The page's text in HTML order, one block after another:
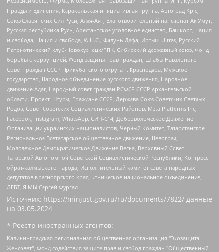
Правды и Единения, Каракольская инициативная группа, Автоград Крю,
Союз Славянских Сил Руси, Алля-Аят, Благотворительный пансионат Ак Умут,
Русская республика Русь, Арестантское уголовное единство, Башкорт, Нация
и свобода, Нация и свобода, W.H.С., Фалунь Дафа, Иртыш Ultras, Русский
Патриотический клуб-Новокузнецк/РПК, Сибирский державный союз, Фонд
борьбы с коррупцией, Фонд защиты прав граждан, Штабы Навального,
Совет граждан СССР Прикубанского округа г. Краснодара, Мужское
государство, Народное объединение русского движения, Народное
движение Адат, Народный совет граждан РСФСР СССР Архангельской
области, Проект Штурм, Граждане СССР, Держава Союз Советских Светлых
Родов, Совет Советских Социалистических Районов, Meta Platforms Inc,
Facebook, Instagram, WhatsApp, СИЧ-С14, Добровольческое Движение
Организации украинских националистов, Черный Комитет, Татарстанское
Региональное Всетатарское общественное движение, Невоград,
Молодежное Демократическое Движение Весна, Верховный Совет
Татарской Автономной Советской Социалистической Республики, Конгресс
ойрат-калмыцкого народа, Исполнительный комитет совета народных
депутатов Красноярского края, Этническое национальное объединение,
ЛГБТ, Я.МЫ Сергей Фургал
Источник: https://minjust.gov.ru/ru/documents/7822/ данные
на 03.05.2024
* Реестр иностранных агентов:
Калининградская региональная общественная организация "Экозащита!-Женсовет", Фонд содействия защите прав и свобод граждан "Общественный вердикт", Фонд "Институт Развития Свободы Информации", Частное учреждение "Информационное агентство МЕМО. РУ", Региональная общественная организация "Общественная комиссия по сохранению наследия академика Сахарова", Фонд поддержки свободы прессы, Санкт-Петербургская общественная правозащитная организация "Гражданский контроль", Межрегиональная общественная организация "Информационно-просветительский центр "Мемориал", Региональный Фонд "Центр Защиты Прав Средств Массовой Информации", с 05.12.2023 Фонд "Центр Защиты Прав Средств массовой информации", Региональная общественная благотворительная организация помощи беженцам и мигрантам "Гражданское содействие", Негосударственное образовательное учреждение дополнительного профессионального образования (повышение квалификации) специалистов "АКАДЕМИЯ ПО ПРАВАМ ЧЕЛОВЕКА", Свердловская региональная общественная организация "Сутяжник", Автономная некоммерческая организация "Центр независимых социологических исследований", Союз общественных объединений "Российский исследовательский центр по правам человека", Региональное общественное учреждение научно-информационный центр "МЕМОРИАЛ", Некоммерческая организация "Фонд защиты гласности", Автономная некоммерческая организация "Институт прав человека", Городская общественная организация "Екатеринбургское общество "МЕМОРИАЛ", Городская общественная организация "Рязанское историко-просветительское и правозащитное общество "Мемориал" (Рязанский Мемориал), Челябинский региональный орган общественной самодеятельности – женское общественное объединение "Женщины Евразии", Челябинский региональный орган общественной самодеятельности "Уральская правозащитная группа", Фонд содействия защите здоровья и социальной справедливости имени Андрея Рылькова, Автономная Некоммерческая Организация "Аналитический Центр Юрия Левады", Автономная некоммерческая организация социальной поддержки населения "Проект Апрель", Региональная общественная организация помощи женщинам и детям, находящимся в кризисной ситуации "Информационно-методический центр "Анна", Фонд содействия развитию массовых коммуникаций и правовому просвещению "Так-так-Так", Фонд содействия устойчивому развитию "Серебряная тайга", Свердловский региональный общественный фонд социальных проектов "Новое время", "Idel.Реалии", Кавказ.Реалии, Крым.Реалии, Телеканал Настоящее Время, Татаро-башкирская служба Радио Свобода (Azatliq Radiosi), Радио Свободная Европа/Радио Свобода (PCE/PC), "Сибирь.Реалии", "Фактограф", Благотворительный фонд помощи осужденным и их семьям, Автономная некоммерческая организация "Институт глобализации и социальных движений", Фонд "В защиту прав заключенных", Частное учреждение "Центр поддержки и содействия развитию средств массовой информации", Пензенский региональный общественный благотворительный фонд "Гражданский союз", "Север.Реалии", Некоммерческая организация Фонд "Правовая инициатива", Общество с ограниченной ответственностью "Радио Свободная Европа/Радио Свобода", Чешское информационное агентство "MEDIUM-ORIENT", Красноярская региональная общественная организация "Мы против СПИДа", Камалягин Денис Николаевич, Маркелов Сергей Евгеньевич, Пономарев Лев Александрович, Савицкая Людмила Алексеевна, Автономная некоммерческая организация "Центр по работе с проблемой насилия "НАСИЛИЮ.НЕТ", Межрегиональный профессиональный союз работников здравоохранения "Альянс врачей", Юридическое лицо, зарегистрированное в Латвийской Республике, SIA "Medusa Project" (регистрационный номер 40103797863, дата регистрации 10.06.2014), Некоммерческая организация "Фонд по борьбе с коррупцией", Автономная некоммерческая организация "Институт права и публичной политики", Баданин Роман Сергеевич, Гликин Максим Александрович, Железнова Мария Михайловна, Лукьянова Юлия Сергеевна, Маетная Елизавета Витальевна, Маняхин Петр Борисович, Чуракова Ольга Владимировна, Ярош Юлия Петровна, Юридическое лицо "The Insider SIA", зарегистрированное в Риге, Латвийская Республика (дата регистрации 26.06.2015), являющееся администратором доменного имени интернет-издания "The Insider SIA", https://theins.ru, Постернак Алексей Евгеньевич, Рубин Михаил Аркадьевич, Анин Роман Александрович, Юридическое лицо Istories fonds, зарегистрированное в Латвийской Республике (регистрационный номер 50008295751, дата регистрации 24.02.2020), Великовский Дмитрий Александрович, Долинина Ирина Николаевна, Мароховская Алеся Алексеевна, Шлейнов Роман Юрьевич, Шмагун Олеся Валентиновна, Общество с ограниченной ответственностью "Альтаир 2021", Общество с ограниченной ответственностью "Вега 2021", Общество с ограниченной ответственностью "Главный редактор 2021", Общество с ограниченной ответственностью "Ромашки монолит", Важенков Артем Валерьевич, Ивановская областная общественная организация "Центр гендерных исследований", Гурман Юрий Альбертович, Медиапроект "ОВД-Инфо", Егоров Владимир Владимирович, Жилинский Владимир Александрович, Общество с ограниченной ответственностью "ЗП", Иванова София Юрьевна, Карезина Инна Павловна, Кильтау Екатерина Викторовна, Петров Алексей Викторович, Пискунов Сергей Евгеньевич, Смирнов Сергей Сергеевич, Тихонов Михаил Сергеевич, Общество с ограниченной ответственностью "ЖУРНАЛИСТ-ИНОСТРАННЫЙ АГЕНТ", Арапова Галина Юрьевна, Вольтская Татьяна Анатольевна, Американская компания "Mason G.E.S. Anonymous Foundation" (США), являющаяся владельцем интернет-издания https://mnews.world/, Компания "Stichting Bellingcat", зарегистрированная в Нидерландах (дата регистрации 11.07.2018), Захаров Андрей Вячеславович, Клепиковская Екатерина Дмитриевна, Общество с ограниченной ответственностью "МЕМО", Перл Роман Александрович, Симонов Евгений Алексеевич, Соловьева Елена Анатольевна, Сотников Даниил Владимирович, Сурначева Елизавета Дмитриевна, Автономная некоммерческая организация по защите прав человека и информированию населения "Якутия – Наше Мнение", Общество с ограниченной ответственностью "Москоу диджитал медиа", с 26.01.2023 Общество с ограниченной ответственностью "Чайка Белые сады", Ветошкина Валерия Валерьевна, Заговора Максим Александрович, Межрегиональное общественное движение "Российская ЛГБТ - сеть", Оленичев Максим Владимирович, Павлов Иван Юрьевич, Скворцова Елена Сергеевна, Общество с ограниченной ответственностью "Как бы инагент", Кочетков Игорь Викторович, Общество с ограниченной ответственностью "Честные выборы", Еланчик Олег Александрович, Общество с ограниченной ответственностью "Нобелевский призыв", Гималова Регина Эмилевна, Григорьев Андрей Валерьевич, Григорьева Алина Александровна, Ассоциация по содействию защите прав призывников, альтернативнослужащих и военнослужащих "Правозащитная группа "Гражданин.Армия.Право", Хисамова Регина Фаритовна, Автономная некоммерческая организация по реализации социально-правовых программ "Лилит", Дальневосточное общественное движение "Маяк", Санкт-Петербургская ЛГБТ-инициативная группа "Выход", Инициативная группа ЛГБТ+ "Реверс", Алексеев Андрей Викторович, Бекбулатова Таисия Львовна, Беляев Иван Михайлович, Владыкина Елена Сергеевна, Гельман Марат Александрович, Никульшина Вероника Юрьевна, Толоконникова Надежда Андреевна, Шендерович Виктор Анатольевич, Общество с ограниченной ответственностью "Данное сообщение", Общество с ограниченной ответственностью Издательский дом "Новая глава", Айнбиндер Александра Александровна, Московский комьюнити-центр для ЛГБТ+инициатив, Благотворительный фонд развития филантропии, Deutsche Welle (Германия, Kurt-Schumacher-Strasse 3, 53113 Bonn), Борзунова Мария Михайловна, Воробьев Виктор Викторович, Голубева Анна Львовна, Константинова Алла Михайловна, Малкова Ирина Владимировна, Мурадов Мурад Абдулгалимович, Осетинская Елизавета Николаевна, Понасенков Евгений Николаевич, Ганапольский Матвей Юрьевич, Киселев Евгений Алексеевич, Борухович Ирина Григорьевна, Дремин Иван Тимофеевич, Дубровский Дмитрий Викторович, Красноярская региональная общественная организация поддержки и развития альтернативных образовательных технологий и межкультурных коммуникаций "ИНТЕРРА", Маяковская Екатерина Алексеевна, Фейгин Марк Захарович, Филимонов Андрей Викторович, Дзугкоева Регина Николаевна, Доброхотов Роман Александрович, Дудь Юрий Александрович, Елкин Сергей Владимирович, Кругликов Кирилл Игоревич, Сабунаева Мария Леонидовна, Семенов Алексей Владимирович, Шаинян Карен Багратович, Шульман Екатерина Михайловна, Асафьев Артур Валерьевич, Вахштайн Виктор Семенович, Венедиктов Алексей Алексеевич, Лушникова Екатерина Евгеньевна, Волков Леонид Михайлович, Невзоров Александр Глебович, Пархоменко Сергей Борисович, Сироткин Ярослав Николаевич, Кара-Мурза Владимир Владимирович, Баранова Наталья Владимировна, Гозман Леонид Яковлевич, Кагарлицкий Борис Юльевич, Климарев Михаил Валерьевич, Милов Владимир Станиславович, Автономная некоммерческая организация Краснодарский центр современного искусства "Типография", Моргенштерн Алишер Тагирович, Соболь Любовь Эдуардовна, Общество с ограниченной ответственностью "ЛИЗА НОРМ", Каспаров Гарри Кимович, Ходорковский Михаил Борисович, Общество с ограниченной ответственностью "Апрельские тезисы", Данилович Ирина Брониславовна, Кашин Олег Владимирович, Петров Николай Владимирович, Пивоваров Алексей Владимирович, Соколов Михаил Владимирович, Цветкова Юлия Владимировна, Чичваркин Евгений Александрович, Комитет против пыток/Команда против пыток, Общество с ограниченной ответственностью "Первый научный", Общество с ограниченной ответственностью "Вертолет и ко", Белоцерковская Вероника Борисовна, Кац Максим Евгеньевич, Лазарева Татьяна Юрьевна, Шаведдинов Руслан Табризович, Яшин Илья Валерьевич, Общество с ограниченной ответственностью "Иноагент ААВ", Алешковский Дмитрий Петрович, Альбац Евгения Марковна, Быков Дмитрий Львович, Галямина Юлия Евгеньевна, Лойко Сергей Леонидович, Мартынов Кирилл Константинович, Медведев Сергей Александрович, Крашенинников Федор Геннадиевич, Гордеева Катерина Вл